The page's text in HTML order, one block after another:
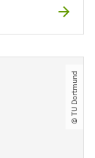
© TU Dortmund